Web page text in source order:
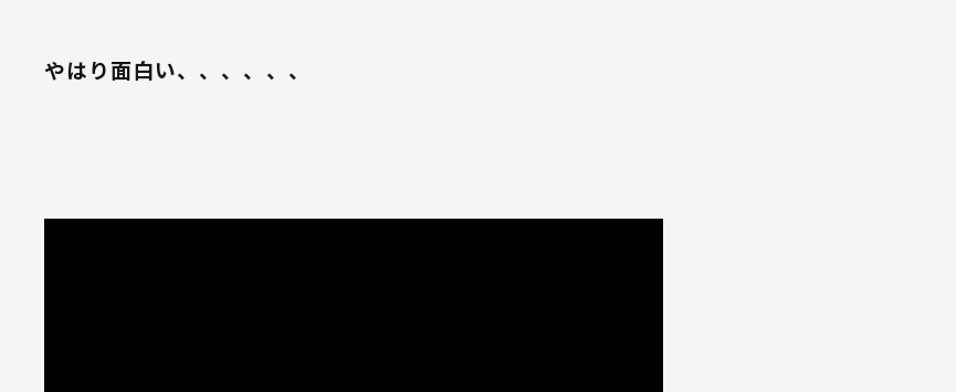
やはり面白い、、、、、、